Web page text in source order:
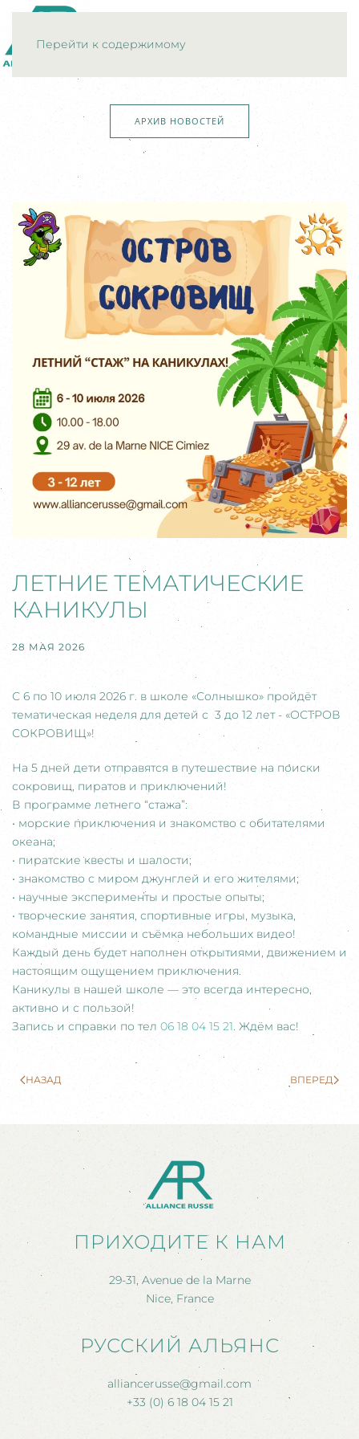
Перейти к содержимому
АРХИВ НОВОСТЕЙ
ЛЕТНИЕ ТЕМАТИЧЕСКИЕ
КАНИКУЛЫ
28 МАЯ 2026
С 6 по 10 июля 2026 г. в школе «Солнышко» пройдёт
тематическая неделя для детей с 3 до 12 лет - «ОСТРОВ
СОКРОВИЩ»!
На 5 дней дети отправятся в путешествие на поиски
сокровищ, пиратов и приключений!
В программе летнего “стажа”:
• морские приключения и знакомство с обитателями
океана;
• пиратские квесты и шалости;
• знакомство с миром джунглей и его жителями;
• научные эксперименты и простые опыты;
• творческие занятия, спортивные игры, музыка,
командные миссии и съёмка небольших видео!
Каждый день будет наполнен открытиями, движением и
настоящим ощущением приключения.
Каникулы в нашей школе — это всегда интересно,
активно и с пользой!
Запись и справки по тел 06 18 04 15 21. Ждём вас!
НАЗАД ВПЕРЕД
ПРИХОДИТЕ К НАМ
29-31, Avenue de la Marne
Nice, France
РУССКИЙ АЛЬЯНС
alliancerusse@gmail.com
+33 (0) 6 18 04 15 21